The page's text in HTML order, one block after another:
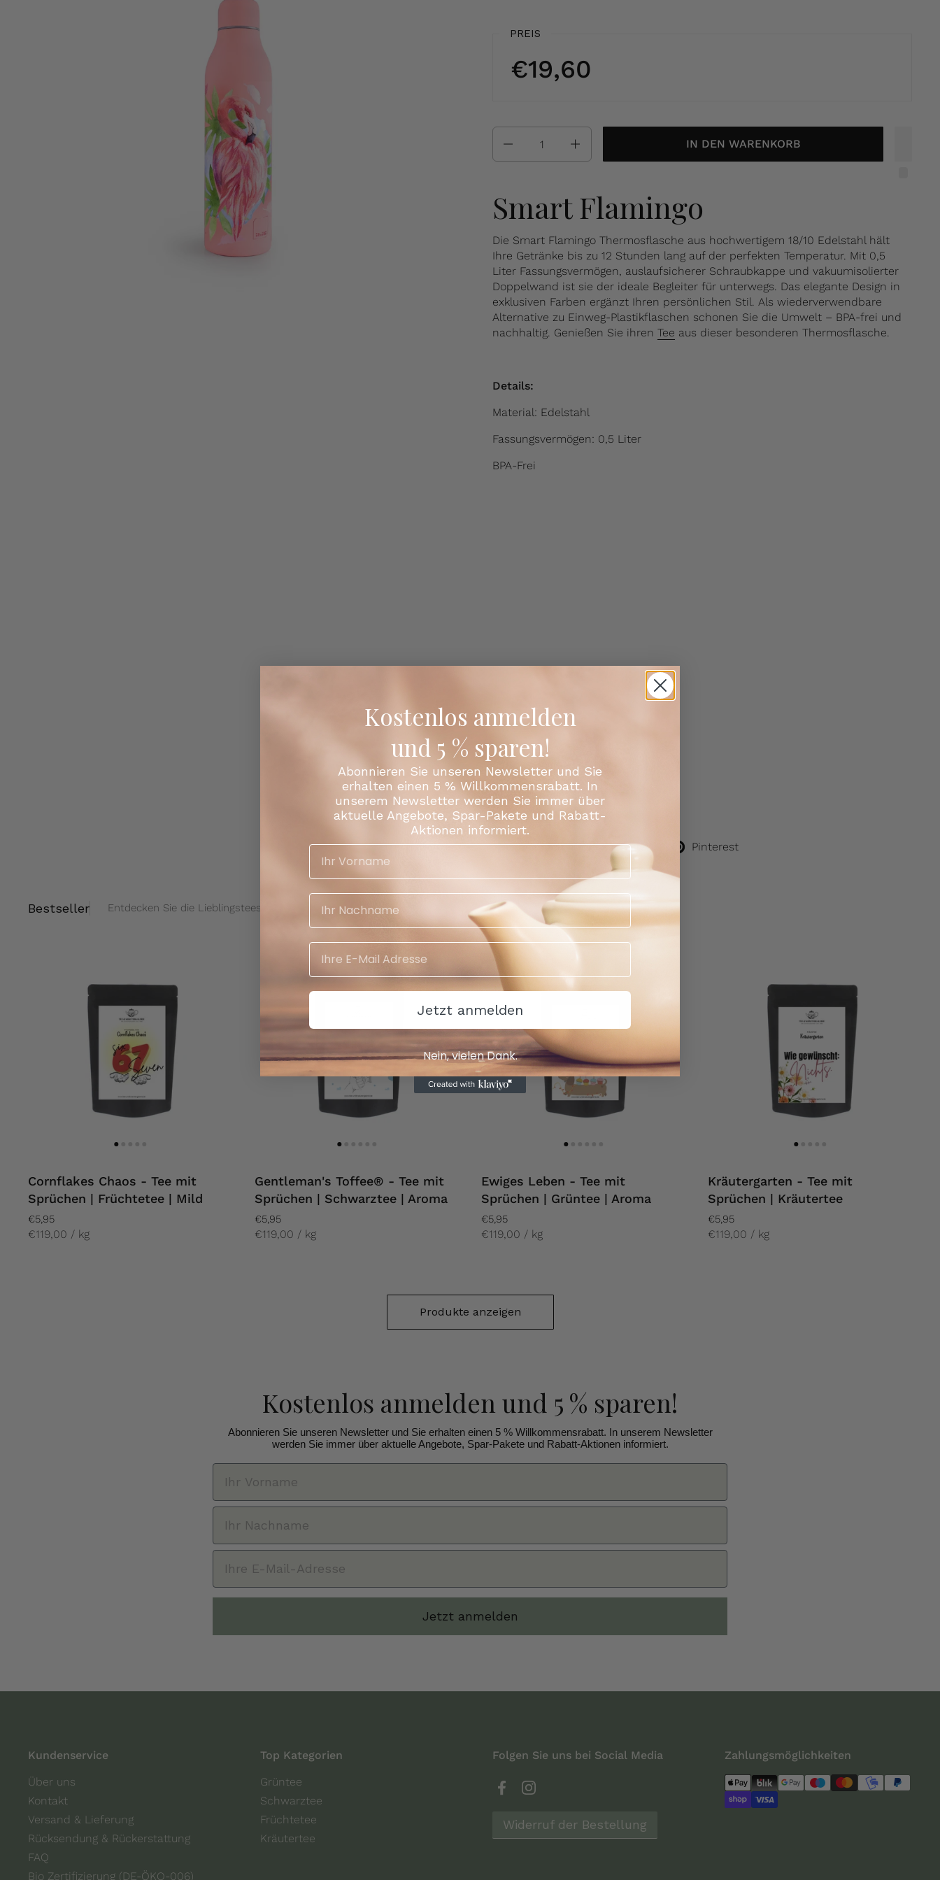
PREIS
€19,60
IN DEN WARENKORB
Smart Flamingo
Die Smart Flamingo Thermosflasche aus hochwertigem 18/10 Edelstahl hält
Ihre Getränke bis zu 12 Stunden lang auf der perfekten Temperatur. Mit 0,5
Liter Fassungsvermögen, auslaufsicherer Schraubkappe und vakuumisolierter
Doppelwand ist sie der ideale Begleiter für unterwegs. Das elegante Design in
exklusiven Farben ergänzt Ihren persönlichen Stil. Als wiederverwendbare
Alternative zu Einweg-Plastikflaschen schonen Sie die Umwelt – BPA-frei und
nachhaltig. Genießen Sie ihren Tee aus dieser besonderen Thermosflasche.
Details:
Material: Edelstahl
Fassungsvermögen: 0,5 Liter
BPA-Frei
Teilen
Facebook X (Twitter) Pinterest
Bestseller Entdecken Sie die Lieblingstees unserer Kunden
Cornflakes Chaos - Tee mit
Sprüchen | Früchtetee | Mild
€5,95
€119,00 / kg
Gentleman's Toffee® - Tee mit
Sprüchen | Schwarztee | Aroma
€5,95
€119,00 / kg
Ewiges Leben - Tee mit
Sprüchen | Grüntee | Aroma
€5,95
€119,00 / kg
Kräutergarten - Tee mit
Sprüchen | Kräutertee
€5,95
€119,00 / kg
Produkte anzeigen
Kostenlos anmelden und 5 % sparen!
Abonnieren Sie unseren Newsletter und Sie erhalten einen 5 % Willkommensrabatt. In unserem Newsletter
werden Sie immer über aktuelle Angebote, Spar-Pakete und Rabatt-Aktionen informiert.
Jetzt anmelden
Kundenservice
Über uns
Kontakt
Versand & Lieferung
Rücksendung & Rückerstattung
FAQ
Bio Zertifizierung (DE-ÖKO-006)
Top Kategorien
Grüntee
Schwarztee
Früchtetee
Kräutertee
Folgen Sie uns bei Social Media
FacebookInstagram
Widerruf der Bestellung
Zahlungsmöglichkeiten
Kostenlos anmelden
und 5 % sparen!
Abonnieren Sie unseren Newsletter und Sie
erhalten einen 5 % Willkommensrabatt. In
unserem Newsletter werden Sie immer über
aktuelle Angebote, Spar-Pakete und Rabatt-
Aktionen informiert.
Jetzt anmelden
Nein, vielen Dank.